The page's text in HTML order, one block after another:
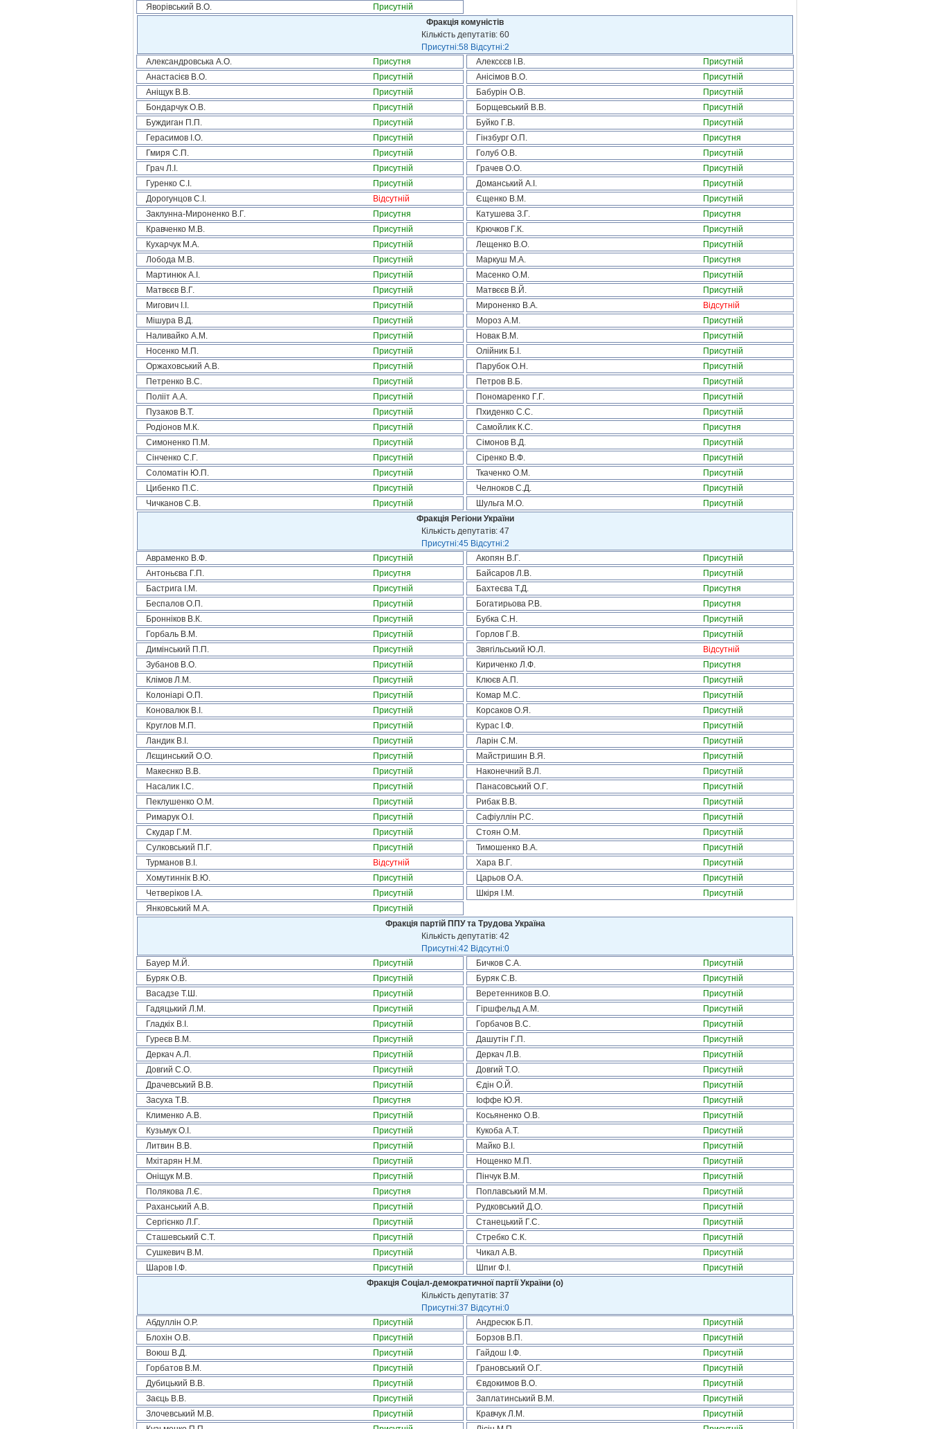
Яворівський В.О.
Присутній
Фракція комуністів
Кількість депутатів: 60
Присутні:58 Відсутні:2
Александровська А.О.
Присутня Алексєєв І.В.
Присутній
Анастасієв В.О.
Присутній Анісімов В.О.
Присутній
Аніщук В.В.
Присутній Бабурін О.В.
Присутній
Бондарчук О.В.
Присутній Борщевський В.В.
Присутній
Буждиган П.П.
Присутній Буйко Г.В.
Присутній
Герасимов І.О.
Присутній Гінзбург О.П.
Присутня
Гмиря С.П.
Присутній Голуб О.В.
Присутній
Грач Л.І.
Присутній Грачев О.О.
Присутній
Гуренко С.І.
Присутній Доманський А.І.
Присутній
Дорогунцов С.І.
Відсутній Єщенко В.М.
Присутній
Заклунна-Мироненко В.Г.
Присутня Катушева З.Г.
Присутня
Кравченко М.В.
Присутній Крючков Г.К.
Присутній
Кухарчук М.А.
Присутній Лещенко В.О.
Присутній
Лобода М.В.
Присутній Маркуш М.А.
Присутня
Мартинюк А.І.
Присутній Масенко О.М.
Присутній
Матвєєв В.Г.
Присутній Матвєєв В.Й.
Присутній
Мигович І.І.
Присутній Мироненко В.А.
Відсутній
Мішура В.Д.
Присутній Мороз А.М.
Присутній
Наливайко А.М.
Присутній Новак В.М.
Присутній
Носенко М.П.
Присутній Олійник Б.І.
Присутній
Оржаховський А.В.
Присутній Парубок О.Н.
Присутній
Петренко В.С.
Присутній Петров В.Б.
Присутній
Полііт А.А.
Присутній Пономаренко Г.Г.
Присутній
Пузаков В.Т.
Присутній Пхиденко С.С.
Присутній
Родіонов М.К.
Присутній Самойлик К.С.
Присутня
Симоненко П.М.
Присутній Сімонов В.Д.
Присутній
Сінченко С.Г.
Присутній Сіренко В.Ф.
Присутній
Соломатін Ю.П.
Присутній Ткаченко О.М.
Присутній
Цибенко П.С.
Присутній Челноков С.Д.
Присутній
Чичканов С.В.
Присутній Шульга М.О.
Присутній
Фракція Регіони України
Кількість депутатів: 47
Присутні:45 Відсутні:2
Авраменко В.Ф.
Присутній Акопян В.Г.
Присутній
Антоньєва Г.П.
Присутня Байсаров Л.В.
Присутній
Бастрига І.М.
Присутній Бахтеєва Т.Д.
Присутня
Беспалов О.П.
Присутній Богатирьова Р.В.
Присутня
Бронніков В.К.
Присутній Бубка С.Н.
Присутній
Горбаль В.М.
Присутній Горлов Г.В.
Присутній
Димінський П.П.
Присутній Звягільський Ю.Л.
Відсутній
Зубанов В.О.
Присутній Кириченко Л.Ф.
Присутня
Клімов Л.М.
Присутній Клюєв А.П.
Присутній
Колоніарі О.П.
Присутній Комар М.С.
Присутній
Коновалюк В.І.
Присутній Корсаков О.Я.
Присутній
Круглов М.П.
Присутній Курас І.Ф.
Присутній
Ландик В.І.
Присутній Ларін С.М.
Присутній
Лєщинський О.О.
Присутній Майстришин В.Я.
Присутній
Макеєнко В.В.
Присутній Наконечний В.Л.
Присутній
Насалик І.С.
Присутній Панасовський О.Г.
Присутній
Пеклушенко О.М.
Присутній Рибак В.В.
Присутній
Римарук О.І.
Присутній Сафіуллін Р.С.
Присутній
Скудар Г.М.
Присутній Стоян О.М.
Присутній
Сулковський П.Г.
Присутній Тимошенко В.А.
Присутній
Турманов В.І.
Відсутній Хара В.Г.
Присутній
Хомутиннік В.Ю.
Присутній Царьов О.А.
Присутній
Четверіков І.А.
Присутній Шкіря І.М.
Присутній
Янковський М.А.
Присутній
Фракція партій ППУ та Трудова Україна
Кількість депутатів: 42
Присутні:42 Відсутні:0
Бауер М.Й.
Присутній Бичков С.А.
Присутній
Буряк О.В.
Присутній Буряк С.В.
Присутній
Васадзе Т.Ш.
Присутній Веретенников В.О.
Присутній
Гадяцький Л.М.
Присутній Гіршфельд А.М.
Присутній
Гладкіх В.І.
Присутній Горбачов В.С.
Присутній
Гуреєв В.М.
Присутній Дашутін Г.П.
Присутній
Деркач А.Л.
Присутній Деркач Л.В.
Присутній
Довгий С.О.
Присутній Довгий Т.О.
Присутній
Драчевський В.В.
Присутній Єдін О.Й.
Присутній
Засуха Т.В.
Присутня Іоффе Ю.Я.
Присутній
Клименко А.В.
Присутній Косьяненко О.В.
Присутній
Кузьмук О.І.
Присутній Кукоба А.Т.
Присутній
Литвин В.В.
Присутній Майко В.І.
Присутній
Мхітарян Н.М.
Присутній Нощенко М.П.
Присутній
Оніщук М.В.
Присутній Пінчук В.М.
Присутній
Полякова Л.Є.
Присутня Поплавський М.М.
Присутній
Раханський А.В.
Присутній Рудковський Д.О.
Присутній
Сергієнко Л.Г.
Присутній Станецький Г.С.
Присутній
Сташевський С.Т.
Присутній Стребко С.К.
Присутній
Сушкевич В.М.
Присутній Чикал А.В.
Присутній
Шаров І.Ф.
Присутній Шпиг Ф.І.
Присутній
Фракція Соціал-демократичної партії України (о)
Кількість депутатів: 37
Присутні:37 Відсутні:0
Абдуллін О.Р.
Присутній Андресюк Б.П.
Присутній
Блохін О.В.
Присутній Борзов В.П.
Присутній
Воюш В.Д.
Присутній Гайдош І.Ф.
Присутній
Горбатов В.М.
Присутній Грановський О.Г.
Присутній
Дубицький В.В.
Присутній Євдокимов В.О.
Присутній
Заєць В.В.
Присутній Заплатинський В.М.
Присутній
Злочевський М.В.
Присутній Кравчук Л.М.
Присутній